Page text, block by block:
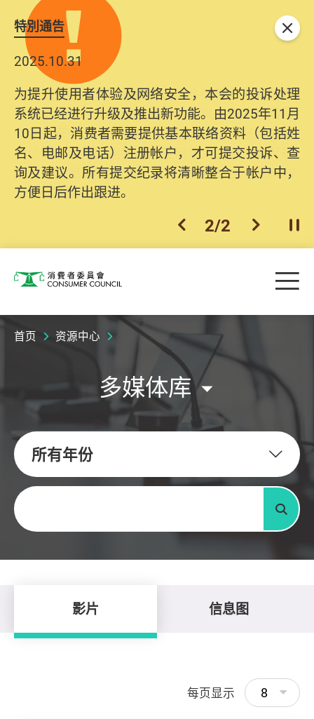
特別通告
2025.10.31
为提升使用者体验及网络安全，本会的投诉处理
系统已经进行升级及推出新功能。由2025年11月
10日起，消费者需要提供基本联络资料（包括姓
名、电邮及电话）注册帐户，才可提交投诉、查
询及建议。所有提交纪录将清晰整合于帐户中，
方便日后作出跟进。
上一个
2/2 下一个开
关闭
消费者委员会 目
首页 资源中心
多媒体库
所有年份
关键字
搜寻
影片 信息图
每页显示 8